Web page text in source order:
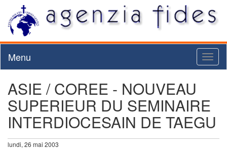
Menu
ASIE / COREE - NOUVEAU
SUPERIEUR DU SEMINAIRE
INTERDIOCESAIN DE TAEGU
lundi, 26 mai 2003